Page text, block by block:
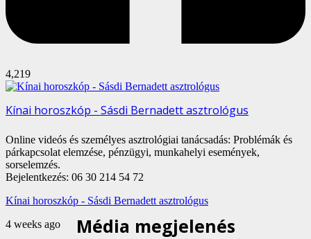
4,219
Kínai horoszkóp - Sásdi Bernadett asztrológus
Online videós és személyes asztrológiai tanácsadás: Problémák és
párkapcsolat elemzése, pénzügyi, munkahelyi események,
sorselemzés.
Bejelentkezés: 06 30 214 54 72
Kínai horoszkóp - Sásdi Bernadett asztrológus
4 weeks ago
Média megjelenés